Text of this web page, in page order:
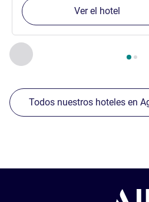
Anterior - Nuestros
Página , Nuestros
Ver el hotel
Todos nuestros hoteles en